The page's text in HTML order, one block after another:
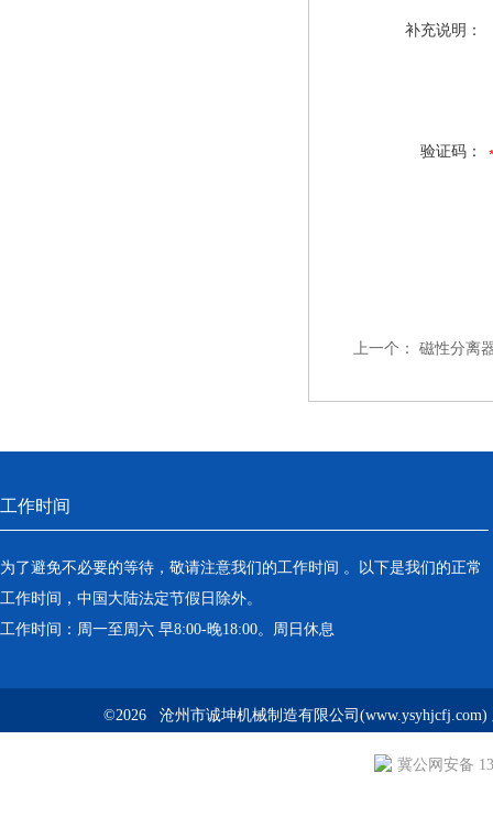
补充说明：
验证码：
上一个： 磁性分离
工作时间
为了避免不必要的等待，敬请注意我们的工作时间 。以下是我们的正常
工作时间，中国大陆法定节假日除外。
工作时间：周一至周六 早8:00-晚18:00。周日休息
©2026 沧州市诚坤机械制造有限公司
冀公网安备